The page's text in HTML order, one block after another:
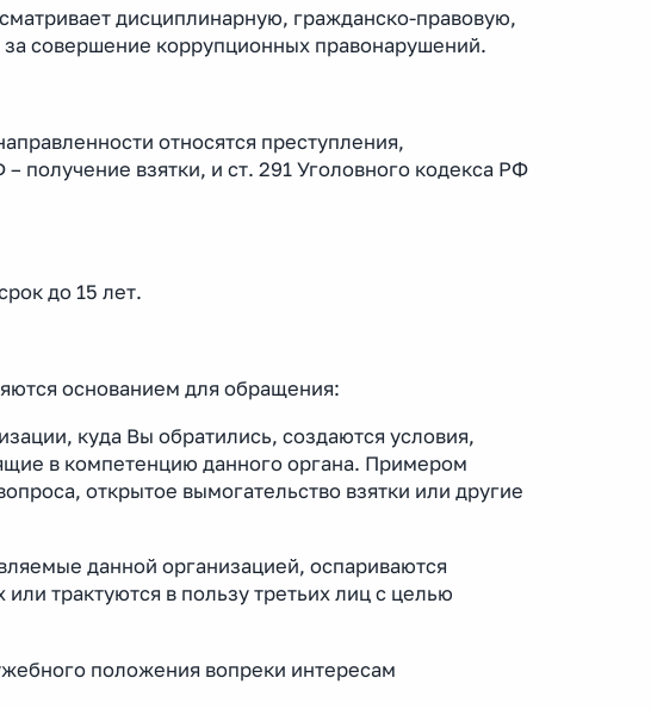
дисциплинарную, гражданско-правовую,
совершение коррупционных правонарушений.
относятся преступления,
получение взятки, и ст. 291 Уголовного кодекса РФ
до 15 лет.
основанием для обращения:
куда Вы обратились, создаются условия,
в компетенцию данного органа. Примером
открытое вымогательство взятки или другие
данной организацией, оспариваются
трактуются в пользу третьих лиц с целью
положения вопреки интересам